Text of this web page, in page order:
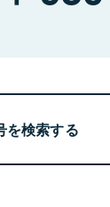
を検索する